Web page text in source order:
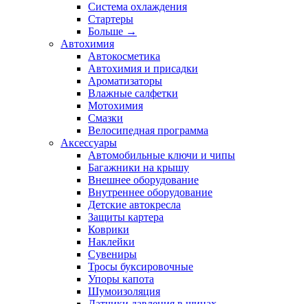
Система охлаждения
Стартеры
Больше →
Автохимия
Автокосметика
Автохимия и присадки
Ароматизаторы
Влажные салфетки
Мотохимия
Смазки
Велосипедная программа
Аксессуары
Автомобильные ключи и чипы
Багажники на крышу
Внешнее оборудование
Внутреннее оборудование
Детские автокресла
Защиты картера
Коврики
Наклейки
Сувениры
Тросы буксировочные
Упоры капота
Шумоизоляция